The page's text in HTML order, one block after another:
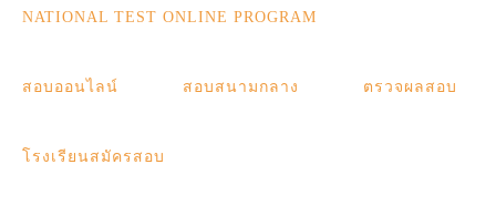
NATIONAL TEST ONLINE PROGRAM
สอบออนไลน์ สอบสนามกลาง ตรวจผลสอบ
โรงเรียนสมัครสอบ